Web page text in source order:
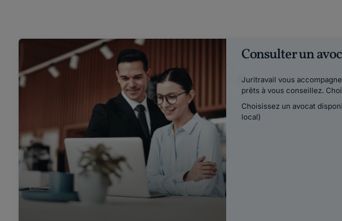
Consulter un
Juritravail vous
prêts à vous conseillez.
Choisissez un avocat
local)